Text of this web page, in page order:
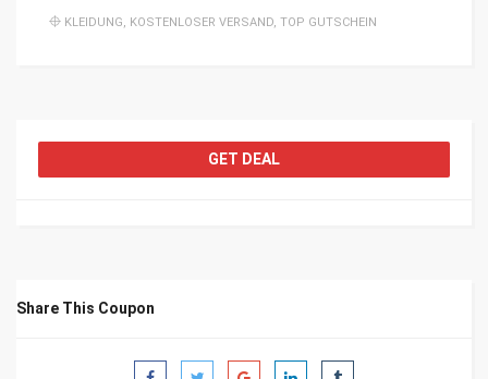
KLEIDUNG, KOSTENLOSER VERSAND, TOP GUTSCHEIN
GET DEAL
Share This Coupon